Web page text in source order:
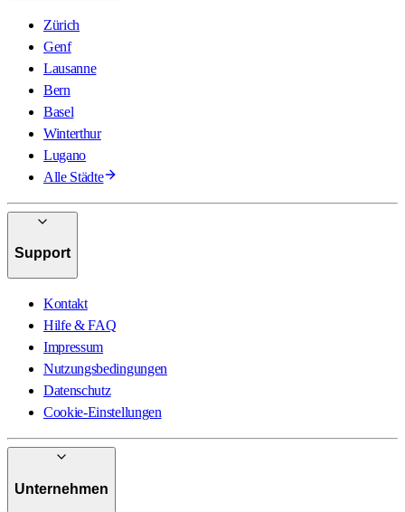
Zürich
Genf
Lausanne
Bern
Basel
Winterthur
Lugano
Alle Städte
Support
Kontakt
Hilfe & FAQ
Impressum
Nutzungsbedingungen
Datenschutz
Cookie-Einstellungen
Unternehmen